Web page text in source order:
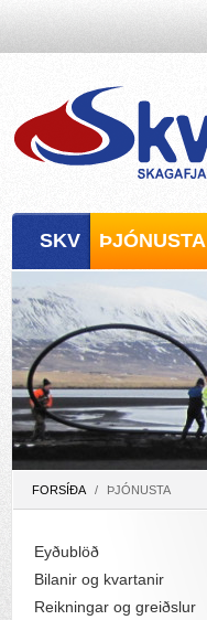
FORSÍÐA / ÞJÓNUSTA
SKV ÞJÓNUSTA
Eyðublöð
Bilanir og kvartanir
Reikningar og greiðslur